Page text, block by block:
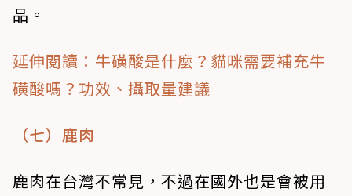
品。
延伸閱讀：牛磺酸是什麼？貓咪需要補充牛
磺酸嗎？功效、攝取量建議
（七）鹿肉
鹿肉在台灣不常見，不過在國外也是會被用